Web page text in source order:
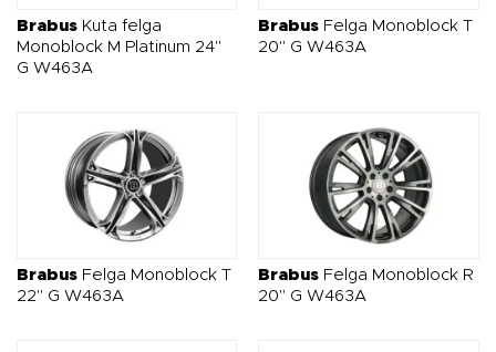
Brabus Kuta felga
Monoblock M Platinum 24"
G W463A
Brabus Felga Monoblock T
20" G W463A
Brabus Felga Monoblock T
22" G W463A
Brabus Felga Monoblock R
20" G W463A